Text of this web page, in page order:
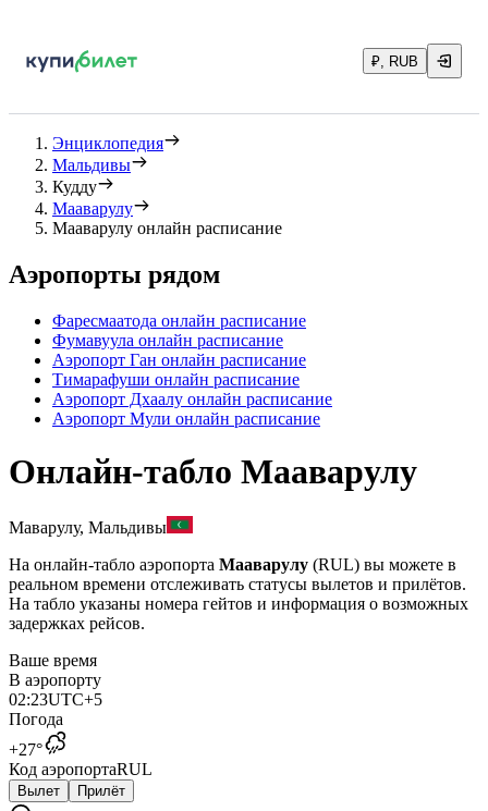
₽, RUB
Энциклопедия
Мальдивы
Кудду
Мааварулу
Мааварулу онлайн расписание
Аэропорты рядом
Фаресмаатода онлайн расписание
Фумавуула онлайн расписание
Аэропорт Ган онлайн расписание
Тимарафуши онлайн расписание
Аэропорт Дхаалу онлайн расписание
Аэропорт Мули онлайн расписание
Онлайн-табло Мааварулу
Маварулу, Мальдивы
На онлайн-табло аэропорта Мааварулу (RUL) вы можете в
реальном времени отслеживать статусы вылетов и прилётов.
На табло указаны номера гейтов и информация о возможных
задержках рейсов.
Ваше время
В аэропорту
02:23UTC+5
Погода
+27°
Код аэропортаRUL
Вылет Прилёт